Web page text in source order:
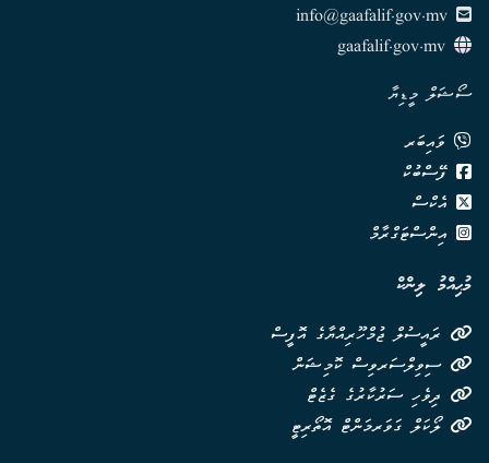
info@gaafalif.gov.mv
ސޯޝަލް މީޑިޔާ
ވައިބަރ
ފޭސްބުކް
އެކްސް
އިންސްޓަގްރާމް
މުޙިއްމު ލިންކް
ރައީސުލް ޖުމްހޫރިއްޔާގެ އޮފީސް
ސިވިލްސަރވިސް ކޮމިޝަން
ދިވެހި ސަރުކާރުގެ ގެޒެޓް
ލޯކަލް ގަވަރމަންޓް އޮތޯރިޓީ